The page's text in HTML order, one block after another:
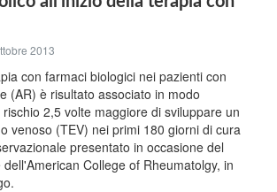
2013
con farmaci biologici nei pazienti con
(AR) è risultato associato in modo
2,5 volte maggiore di sviluppare un
venoso (TEV) nei primi 180 giorni di cura
presentato in occasione del
College of Rheumatolgy, in